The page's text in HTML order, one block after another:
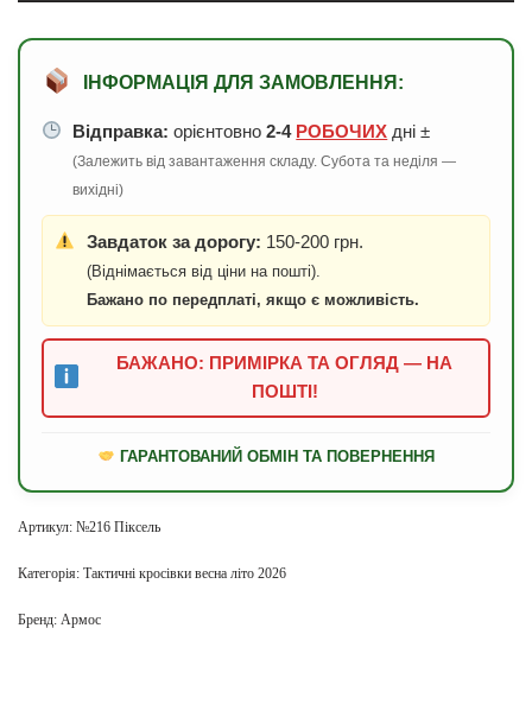
ІНФОРМАЦІЯ ДЛЯ ЗАМОВЛЕННЯ:
Відправка: орієнтовно2-4 РОБОЧИХ дні ±
(Залежить від завантаження складу. Субота та неділя —
вихідні)
Завдаток за дорогу: 150-200 грн.
(Віднімається від ціни на пошті).
Бажано по передплаті, якщо є можливість.
БАЖАНО: ПРИМІРКА ТА ОГЛЯД — НА
ПОШТІ!
ГАРАНТОВАНИЙ ОБМІН ТА ПОВЕРНЕННЯ
Артикул: №216 Піксель
Категорія: Тактичні кросівки весна літо 2026
Бренд: Армос